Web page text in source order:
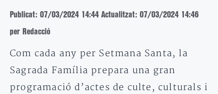
Publicat: 07/03/2024 14:44 Actualitzat: 07/03/2024 14:46
per Redacció
Com cada any per Setmana Santa, la
Sagrada Família prepara una gran
programació d’actes de culte, culturals i